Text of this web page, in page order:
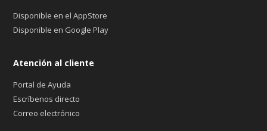
Disponible en el AppStore
Disponible en Google Play
Atención al cliente
Portal de Ayuda
Escríbenos directo
Correo electrónico